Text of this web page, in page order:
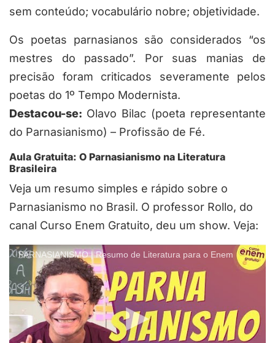
sem conteúdo; vocabulário nobre; objetividade.
Os poetas parnasianos são considerados “os
mestres do passado”. Por suas manias de
precisão foram criticados severamente pelos
poetas do 1º Tempo Modernista.
Destacou-se: Olavo Bilac (poeta representante
do Parnasianismo) – Profissão de Fé.
Aula Gratuita: O Parnasianismo na Literatura
Brasileira
Veja um resumo simples e rápido sobre o
Parnasianismo no Brasil. O professor Rollo, do
canal Curso Enem Gratuito, deu um show. Veja:
PARNASIANISMO | Resumo de Literatura para o Enem